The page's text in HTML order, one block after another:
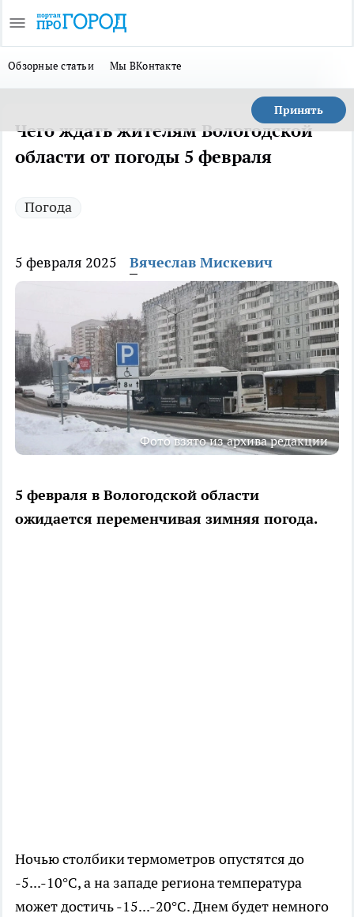
Обзорные статьи Мы ВКонтакте
Принять
Чего ждать жителям Вологодской
области от погоды 5 февраля
Погода
5 февраля 2025 Вячеслав Мискевич
Фото взято из архива редакции
5 февраля в Вологодской области
ожидается переменчивая зимняя погода.
Ночью столбики термометров опустятся до
-5...-10°C, а на западе региона температура
может достичь -15...-20°C. Днем будет немного